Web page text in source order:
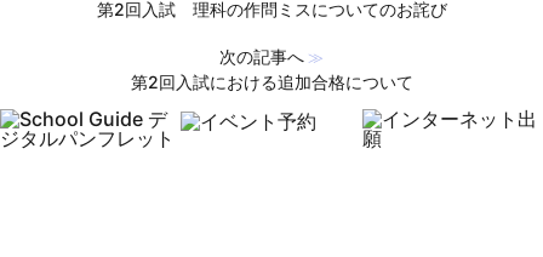
第2回入試 理科の作問ミスについてのお詫び
次の記事へ ≫
第2回入試における追加合格について